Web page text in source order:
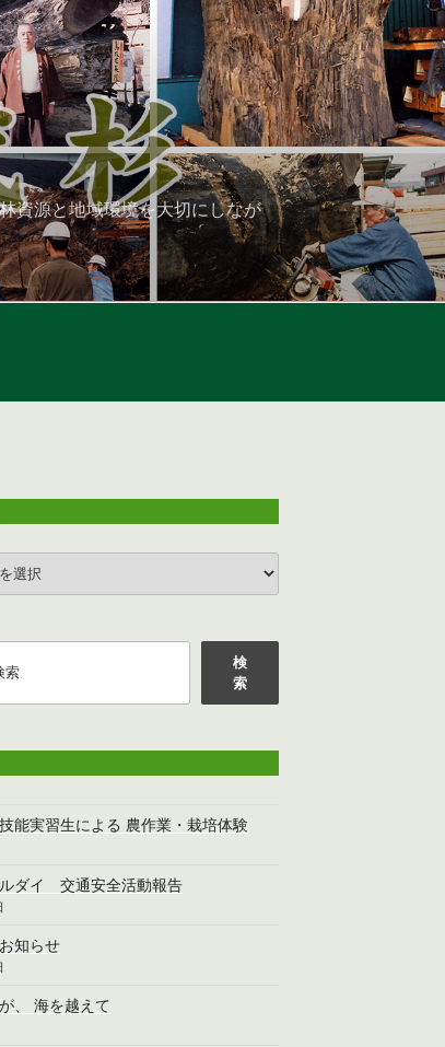
資源と地域環境を大切にしなが
検
索
能実習生による 農作業・栽培体験
ダイ 交通安全活動報告
知らせ
、 海を越えて